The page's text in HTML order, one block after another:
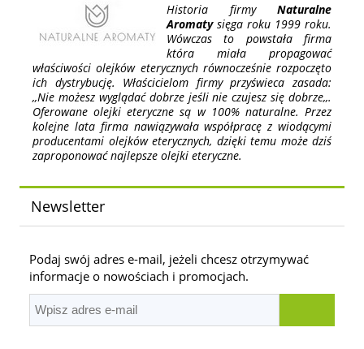
Historia firmy Naturalne
Aromatysięga roku 1999 roku.
Wówczas to powstała firma
która miała propagować
właściwości olejków eterycznych równocześnie rozpoczęto
ich dystrybucję. Właścicielom firmy przyświeca zasada:
,,Nie możesz wyglądać dobrze jeśli nie czujesz się dobrze,,.
Oferowane olejki eteryczne są w 100% naturalne. Przez
kolejne lata firma nawiązywała współpracę z wiodącymi
producentami olejków eterycznych, dzięki temu może dziś
zaproponować najlepsze olejki eteryczne.
Newsletter
Podaj swój adres e-mail, jeżeli chcesz otrzymywać
informacje o nowościach i promocjach.